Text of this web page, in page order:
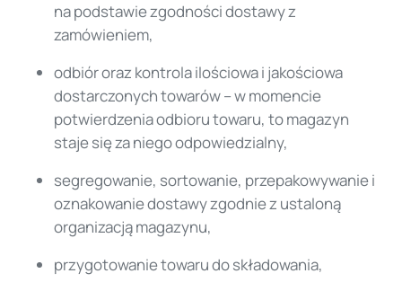
na podstawie zgodności dostawy z
zamówieniem,
odbiór oraz kontrola ilościowa i jakościowa
dostarczonych towarów – w momencie
potwierdzenia odbioru towaru, to magazyn
staje się za niego odpowiedzialny,
segregowanie, sortowanie, przepakowywanie i
oznakowanie dostawy zgodnie z ustaloną
organizacją magazynu,
przygotowanie towaru do składowania,